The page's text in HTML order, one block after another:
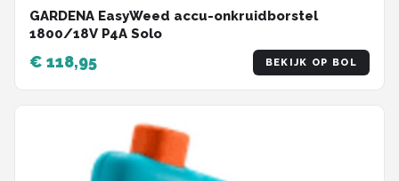
GARDENA EasyWeed accu-onkruidborstel
1800/18V P4A Solo
€ 118,95 BEKIJK OP BOL